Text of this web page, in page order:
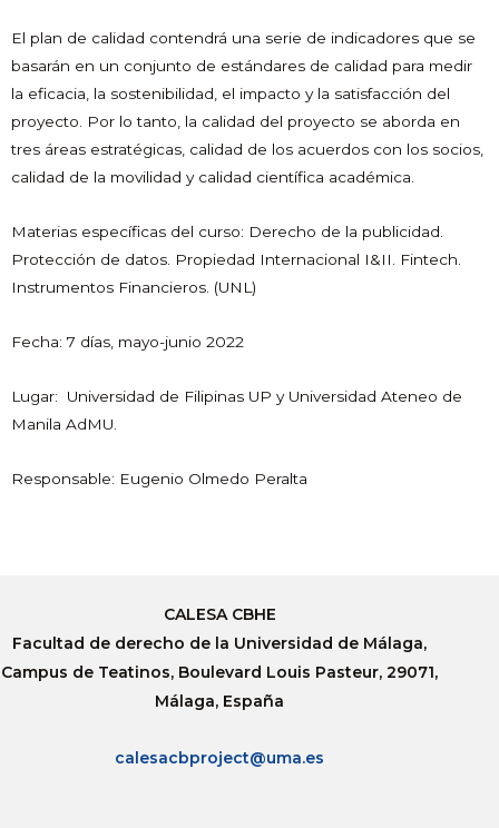
El plan de calidad contendrá una serie de indicadores que se
basarán en un conjunto de estándares de calidad para medir
la eficacia, la sostenibilidad, el impacto y la satisfacción del
proyecto. Por lo tanto, la calidad del proyecto se aborda en
tres áreas estratégicas, calidad de los acuerdos con los socios,
calidad de la movilidad y calidad científica académica.
Materias específicas del curso: Derecho de la publicidad.
Protección de datos. Propiedad Internacional I&II. Fintech.
Instrumentos Financieros. (UNL)
Fecha: 7 días, mayo-junio 2022
Lugar: Universidad de Filipinas UP y Universidad Ateneo de
Manila AdMU.
Responsable: Eugenio Olmedo Peralta
CALESA CBHE
Facultad de derecho de la Universidad de Málaga,
Campus de Teatinos, Boulevard Louis Pasteur, 29071,
Málaga, España
calesacbproject@uma.es